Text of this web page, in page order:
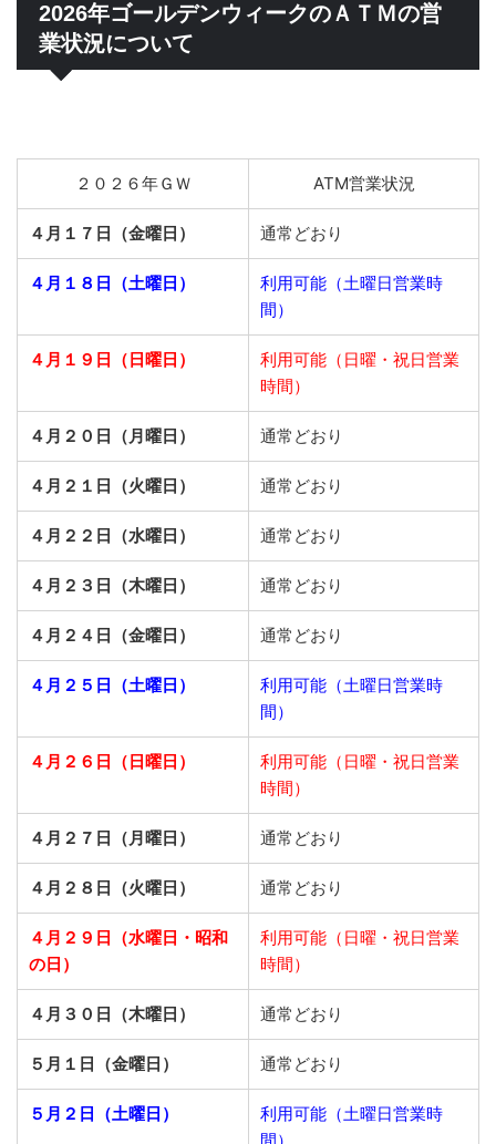
2026年ゴールデンウィークのＡＴＭの営
業状況について
２０２６年ＧＷ ATM営業状況
４月１７日（金曜日） 通常どおり
４月１８日（土曜日）
利用可能（土曜日営業時
間）
４月１９日（日曜日）
利用可能（日曜・祝日営業
時間）
４月２０日（月曜日） 通常どおり
４月２１日（火曜日） 通常どおり
４月２２日（水曜日） 通常どおり
４月２３日（木曜日） 通常どおり
４月２４日（金曜日） 通常どおり
４月２５日（土曜日）
利用可能（土曜日営業時
間）
４月２６日（日曜日）
利用可能（日曜・祝日営業
時間）
４月２７日（月曜日） 通常どおり
４月２８日（火曜日） 通常どおり
４月２９日（水曜日・昭和
の日）
利用可能（日曜・祝日営業
時間）
４月３０日（木曜日） 通常どおり
５月１日（金曜日） 通常どおり
５月２日（土曜日）
利用可能（土曜日営業時